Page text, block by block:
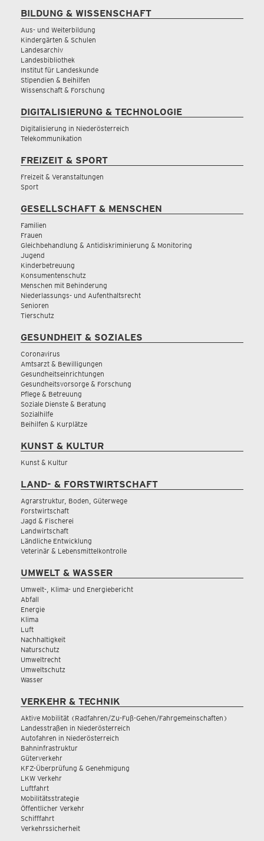
BILDUNG & WISSENSCHAFT
Aus- und Weiterbildung
Kindergärten & Schulen
Landesarchiv
Landesbibliothek
Institut für Landeskunde
Stipendien & Beihilfen
Wissenschaft & Forschung
DIGITALISIERUNG & TECHNOLOGIE
Digitalisierung in Niederösterreich
Telekommunikation
FREIZEIT & SPORT
Freizeit & Veranstaltungen
Sport
GESELLSCHAFT & MENSCHEN
Familien
Frauen
Gleichbehandlung & Antidiskriminierung & Monitoring
Jugend
Kinderbetreuung
Konsumentenschutz
Menschen mit Behinderung
Niederlassungs- und Aufenthaltsrecht
Senioren
Tierschutz
GESUNDHEIT & SOZIALES
Coronavirus
Amtsarzt & Bewilligungen
Gesundheitseinrichtungen
Gesundheitsvorsorge & Forschung
Pflege & Betreuung
Soziale Dienste & Beratung
Sozialhilfe
Beihilfen & Kurplätze
KUNST & KULTUR
Kunst & Kultur
LAND- & FORSTWIRTSCHAFT
Agrarstruktur, Boden, Güterwege
Forstwirtschaft
Jagd & Fischerei
Landwirtschaft
Ländliche Entwicklung
Veterinär & Lebensmittelkontrolle
UMWELT & WASSER
Umwelt-, Klima- und Energiebericht
Abfall
Energie
Klima
Luft
Nachhaltigkeit
Naturschutz
Umweltrecht
Umweltschutz
Wasser
VERKEHR & TECHNIK
Aktive Mobilität (Radfahren/Zu-Fuß-Gehen/Fahrgemeinschaften)
Landesstraßen in Niederösterreich
Autofahren in Niederösterreich
Bahninfrastruktur
Güterverkehr
KFZ-Überprüfung & Genehmigung
LKW Verkehr
Luftfahrt
Mobilitätsstrategie
Öffentlicher Verkehr
Schifffahrt
Verkehrssicherheit